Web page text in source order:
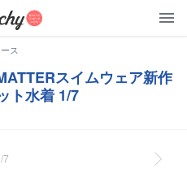
ス
スイムウェア新作
ト水着 1/7
7